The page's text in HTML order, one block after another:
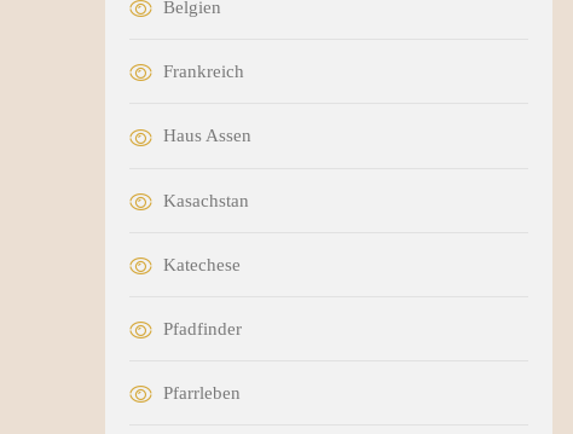
Belgien
Frankreich
Haus Assen
Kasachstan
Katechese
Pfadfinder
Pfarrleben